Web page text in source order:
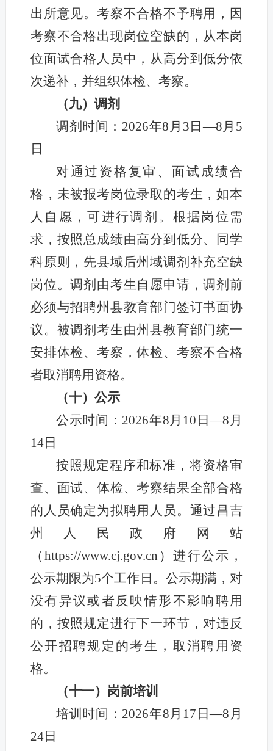
出所意见。 考察不合格不予聘用，因
考察不合格出现岗位空缺的，从本岗
位面试合格人员中，从高分到低分依
次递补，并组织体检、考察。
（九）调剂
调剂时间：2026年8月3日—8月5
日
对通过资格复审、面试成绩合
格，未被报考岗位录取的考生，如本
人自愿，可进行调剂。根据岗位需
求，按照总成绩由高分到低分、同学
科原则，先县域后州域调剂补充空缺
岗位。调剂由考生自愿申请，调剂前
必须与招聘州县教育部门签订书面协
议。被调剂考生由州县教育部门统一
安排体检、考察，体检、考察不合格
者取消聘用资格。
（十）公示
公示时间：2026年8月10日—8月
14日
按照规定程序和标准，将资格审
查、面试、体检、考察结果全部合格
的人员确定为拟聘用人员。通过昌吉
州人民政府网站
（https://www.cj.gov.cn）进行公示，
公示期限为5个工作日。公示期满，对
没有异议或者反映情形不影响聘用
的，按照规定进行下一环节，对违反
公开招聘规定的考生，取消聘用资
格。
（十一）岗前培训
培训时间：2026年8月17日—8月
24日